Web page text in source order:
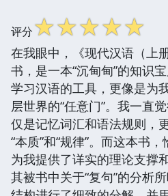
评分☆☆☆☆☆
在我眼中，《现代汉语（上
书，是一本“沉甸甸”的知识
学习汉语的工具，更像是为
层世界的“任意门”。我一直
仅是记忆词汇和语法规则，
“本质”和“规律”。而这本书
为我提供了详实的理论支撑
其被书中关于“复句”的分析